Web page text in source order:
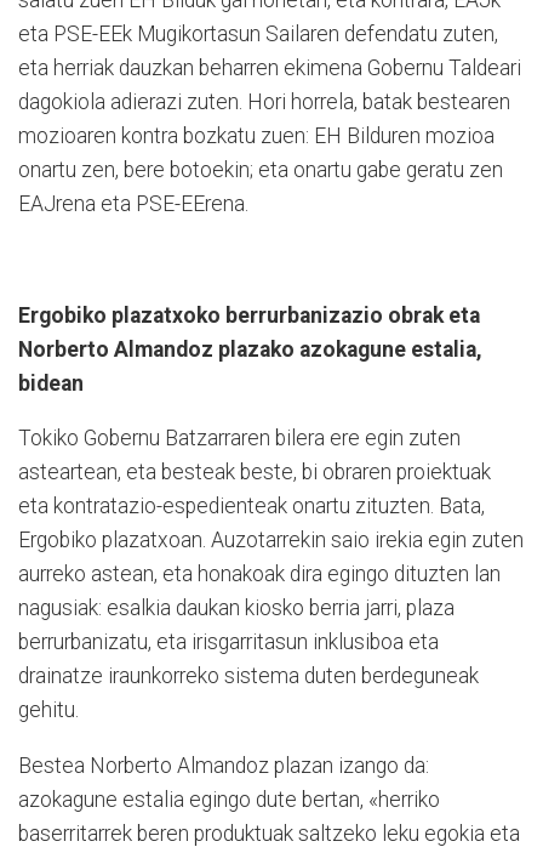
eta PSE-EEk Mugikortasun Sailaren defendatu zuten,
eta herriak dauzkan beharren ekimena Gobernu Taldeari
dagokiola adierazi zuten. Hori horrela, batak bestearen
mozioaren kontra bozkatu zuen: EH Bilduren mozioa
onartu zen, bere botoekin; eta onartu gabe geratu zen
EAJrena eta PSE-EErena.
Ergobiko plazatxoko berrurbanizazio obrak eta
Norberto Almandoz plazako azokagune estalia,
bidean
Tokiko Gobernu Batzarraren bilera ere egin zuten
asteartean, eta besteak beste, bi obraren proiektuak
eta kontratazio-espedienteak onartu zituzten. Bata,
Ergobiko plazatxoan. Auzotarrekin saio irekia egin zuten
aurreko astean, eta honakoak dira egingo dituzten lan
nagusiak: esalkia daukan kiosko berria jarri, plaza
berrurbanizatu, eta irisgarritasun inklusiboa eta
drainatze iraunkorreko sistema duten berdeguneak
gehitu.
Bestea Norberto Almandoz plazan izango da:
azokagune estalia egingo dute bertan, «herriko
baserritarrek beren produktuak saltzeko leku egokia eta